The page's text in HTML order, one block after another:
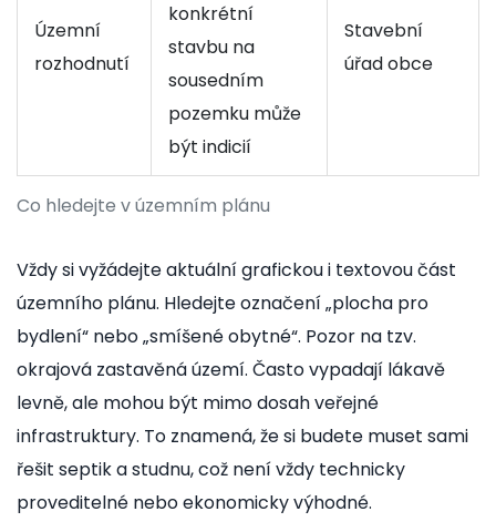
Co hledejte v územním plánu
Územní
rozhodnutí
konkrétní
stavbu na
sousedním
pozemku může
být indicií
Stavební
úřad obce
Vždy si vyžádejte aktuální grafickou i textovou část
územního plánu. Hledejte označení „plocha pro
bydlení“ nebo „smíšené obytné“. Pozor na tzv.
okrajová zastavěná území. Často vypadají lákavě
levně, ale mohou být mimo dosah veřejné
infrastruktury. To znamená, že si budete muset sami
řešit septik a studnu, což není vždy technicky
proveditelné nebo ekonomicky výhodné.